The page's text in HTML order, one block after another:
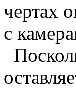
чертах
с